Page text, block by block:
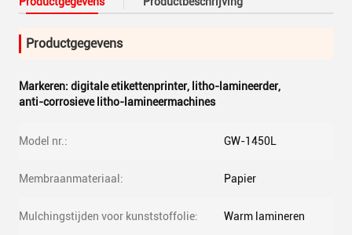
Productgegevens
Markeren: digitale etikettenprinter, litho-lamineerder,
anti-corrosieve litho-lamineermachines
Model nr.: GW-1450L
Membraanmateriaal: Papier
Mulchingstijden voor kunststoffolie: Warm lamineren